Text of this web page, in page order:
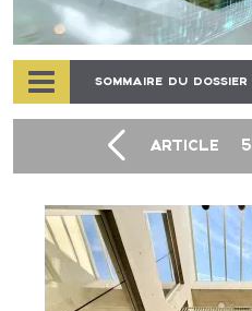
SOMMAIRE DU DOSSIER
ARTICLE 5